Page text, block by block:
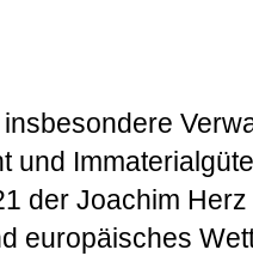
und
der Joachim
europäisches